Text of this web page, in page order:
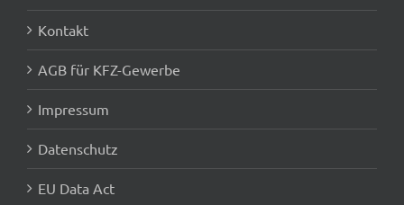
Kontakt
AGB für KFZ-Gewerbe
Impressum
Datenschutz
EU Data Act